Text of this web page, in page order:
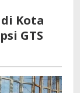
Kota
GTS